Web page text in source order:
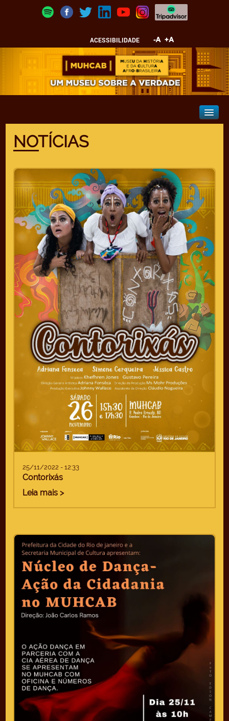
ACESSIBILIDADE
NOTÍCIAS
25/11/2022 - 12:33
Contorixás
Leia mais >